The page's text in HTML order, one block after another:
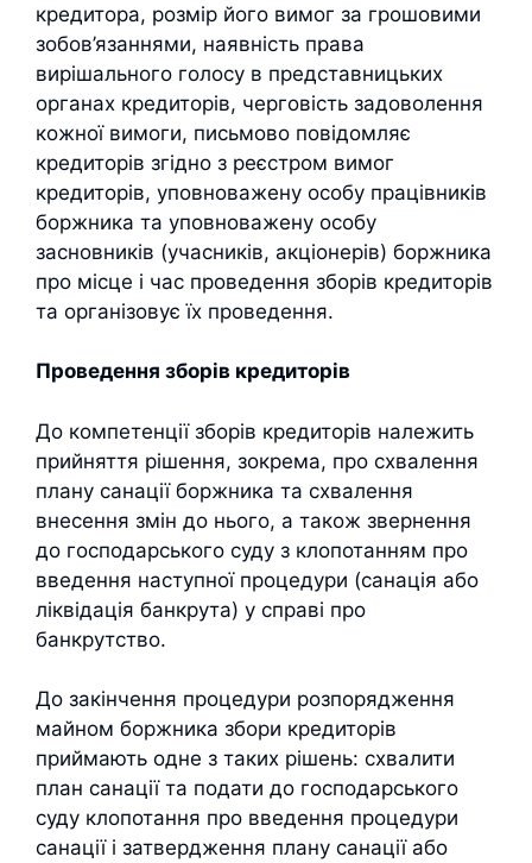
кредитора, розмір його вимог за грошовими
зобов’язаннями, наявність права
вирішального голосу в представницьких
органах кредиторів, черговість задоволення
кожної вимоги, письмово повідомляє
кредиторів згідно з реєстром вимог
кредиторів, уповноважену особу працівників
боржника та уповноважену особу
засновників (учасників, акціонерів) боржника
про місце і час проведення зборів кредиторів
та організовує їх проведення.
Проведення зборів кредиторів
До компетенції зборів кредиторів належить
прийняття рішення, зокрема, про схвалення
плану санації боржника та схвалення
внесення змін до нього, а також звернення
до господарського суду з клопотанням про
введення наступної процедури (санація або
ліквідація банкрута) у справі про
банкрутство.
До закінчення процедури розпорядження
майном боржника збори кредиторів
приймають одне з таких рішень: схвалити
план санації та подати до господарського
суду клопотання про введення процедури
санації і затвердження плану санації або